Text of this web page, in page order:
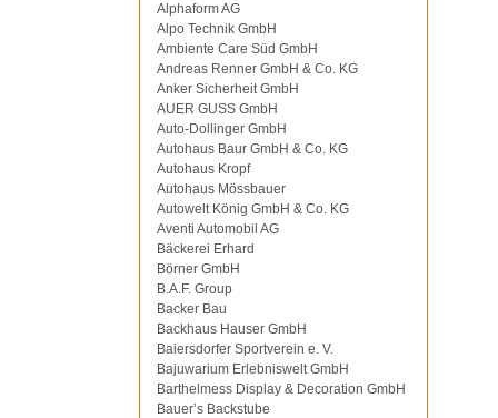
Alphaform AG
Alpo Technik GmbH
Ambiente Care Süd GmbH
Andreas Renner GmbH & Co. KG
Anker Sicherheit GmbH
AUER GUSS GmbH
Auto-Dollinger GmbH
Autohaus Baur GmbH & Co. KG
Autohaus Kropf
Autohaus Mössbauer
Autowelt König GmbH & Co. KG
Aventi Automobil AG
Bäckerei Erhard
Börner GmbH
B.A.F. Group
Backer Bau
Backhaus Hauser GmbH
Baiersdorfer Sportverein e. V.
Bajuwarium Erlebniswelt GmbH
Barthelmess Display & Decoration GmbH
Bauer’s Backstube